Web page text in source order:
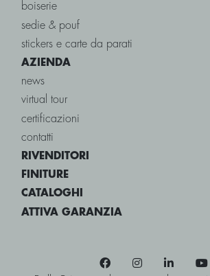
boiserie
sedie & pouf
stickers e carte da parati
AZIENDA
news
virtual tour
certificazioni
contatti
RIVENDITORI
FINITURE
CATALOGHI
ATTIVA GARANZIA